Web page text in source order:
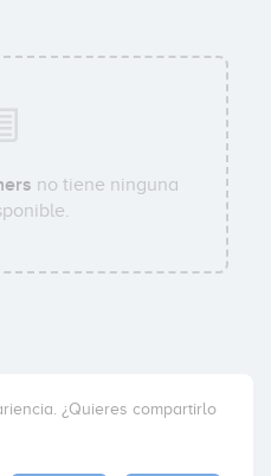
no tiene ninguna
¿Quieres compartirlo